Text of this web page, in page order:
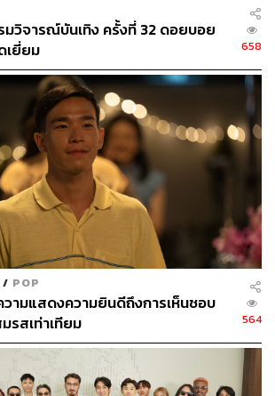
มวิจารณ์บันเทิง ครั้งที่ 32 ดอยบอย
เยี่ยม
658
/ POP
ามแสดงความยินดีถึงการเห็นชอบ
รสเท่าเทียม
564